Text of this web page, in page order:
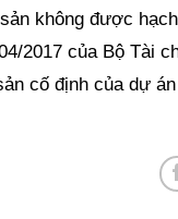
không được
2017 của Bộ Tài
cố định của dự